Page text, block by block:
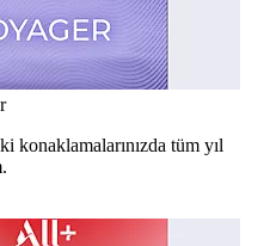
konaklamalarınızda tüm yıl